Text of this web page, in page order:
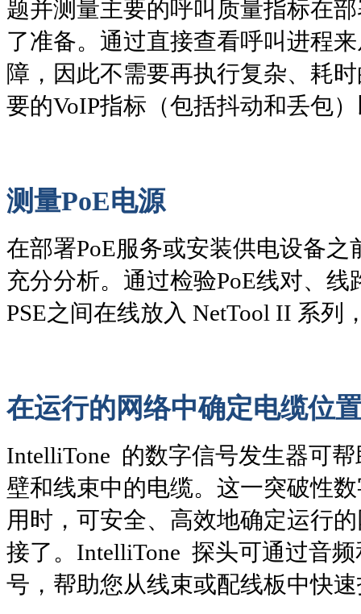
题并测量主要的呼叫质量指标在
了准备。通过直接查看呼叫进程
障，因此不需要再执行复杂、耗
要的VoIP指标（包括抖动和丢包
测量PoE电源
在部署PoE服务或安装供电设备
充分分析。通过检验PoE线对、
PSE之间在线放入 NetTool II 系列
在运行的网络中确定电缆位
IntelliTone 的数字信号发生器可
壁和线束中的电缆。这一突破性
用时，可安全、高效地确定运行
接了。IntelliTone 探头可通过音
号，帮助您从线束或配线板中快